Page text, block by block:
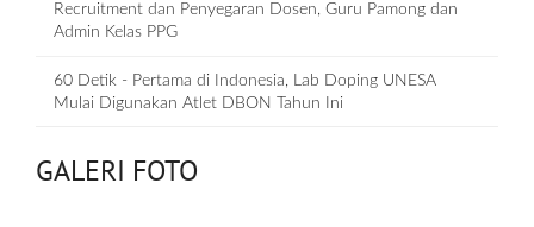
Recruitment dan Penyegaran Dosen, Guru Pamong dan
Admin Kelas PPG
60 Detik - Pertama di Indonesia, Lab Doping UNESA
Mulai Digunakan Atlet DBON Tahun Ini
GALERI FOTO